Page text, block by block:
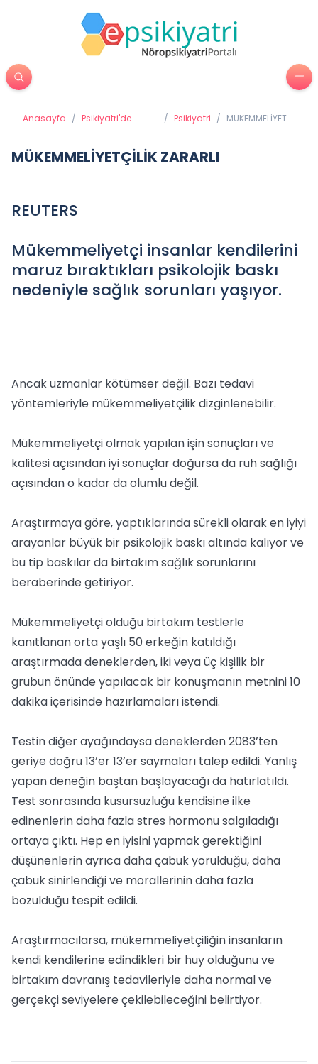
Anasayfa / Psikiyatri'de
/ Psikiyatri / MÜKEMMELİYETÇİLİK
MÜKEMMELİYETÇİLİK ZARARLI
REUTERS
Mükemmeliyetçi insanlar kendilerini
maruz bıraktıkları psikolojik baskı
nedeniyle sağlık sorunları yaşıyor.
Ancak uzmanlar kötümser değil. Bazı tedavi
yöntemleriyle mükemmeliyetçilik dizginlenebilir.
Mükemmeliyetçi olmak yapılan işin sonuçları ve
kalitesi açısından iyi sonuçlar doğursa da ruh sağlığı
açısından o kadar da olumlu değil.
Araştırmaya göre, yaptıklarında sürekli olarak en iyiyi
arayanlar büyük bir psikolojik baskı altında kalıyor ve
bu tip baskılar da birtakım sağlık sorunlarını
beraberinde getiriyor.
Mükemmeliyetçi olduğu birtakım testlerle
kanıtlanan orta yaşlı 50 erkeğin katıldığı
araştırmada deneklerden, iki veya üç kişilik bir
grubun önünde yapılacak bir konuşmanın metnini 10
dakika içerisinde hazırlamaları istendi.
Testin diğer ayağındaysa deneklerden 2083’ten
geriye doğru 13’er 13’er saymaları talep edildi. Yanlış
yapan deneğin baştan başlayacağı da hatırlatıldı.
Test sonrasında kusursuzluğu kendisine ilke
edinenlerin daha fazla stres hormonu salgıladığı
ortaya çıktı. Hep en iyisini yapmak gerektiğini
düşünenlerin ayrıca daha çabuk yorulduğu, daha
çabuk sinirlendiği ve morallerinin daha fazla
bozulduğu tespit edildi.
Araştırmacılarsa, mükemmeliyetçiliğin insanların
kendi kendilerine edindikleri bir huy olduğunu ve
birtakım davranış tedavileriyle daha normal ve
gerçekçi seviyelere çekilebileceğini belirtiyor.